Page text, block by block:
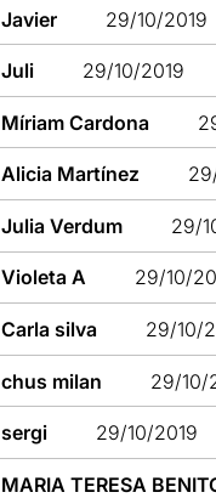
Javier 29/10/2019
Juli 29/10/2019
Míriam Cardona
Alicia Martínez
Julia Verdum 29/
Violeta A 29/10/
Carla silva 29/10/
chus milan 29/10/
sergi 29/10/2019
MARIA TERESA